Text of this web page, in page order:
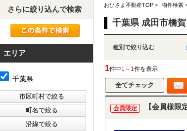
ーンに強い理由 住宅ローン裏話【買主会員限
要 スタッフ紹介 スタッフブログ
の事業紹介 健康経営優良法人2025
問合せ LINE問合せ 来店予約
おひさま不動産TOP > 物件検索
千葉県 成田市橋
種別で絞り込む
1件中1～1件を表示
会員限定 【会員様限
さらに絞り込んで検索
エリア
千葉県